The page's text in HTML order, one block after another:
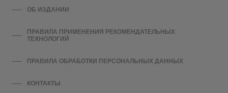
ОБ ИЗДАНИИ
ПРАВИЛА ПРИМЕНЕНИЯ РЕКОМЕНДАТЕЛЬНЫХ
ТЕХНОЛОГИЙ
ПРАВИЛА ОБРАБОТКИ ПЕРСОНАЛЬНЫХ ДАННЫХ
КОНТАКТЫ